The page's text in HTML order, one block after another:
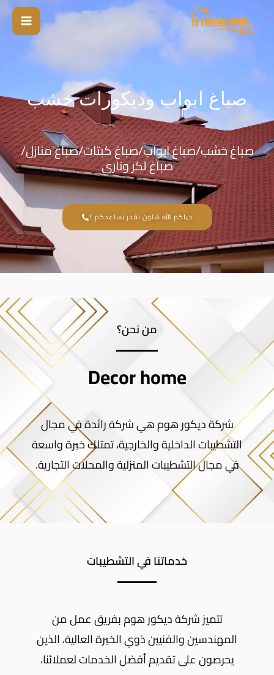
صباغ ابواب وديكورات خشب
صباغ خشب/صباغ ابواب/صباغ كبتات/صباغ منازل/
صباغ لكر ونارى
حياكم الله شلون نقدر نساعدكم ؟
من نحن؟
Decor home
شركة ديكور هوم هي شركة رائدة في مجال
التشطيبات الداخلية والخارجية، تمتلك خبرة واسعة
في مجال التشطيبات المنزلية والمحلات التجارية.
خدماتنا في التشطيبات
تتميز شركة ديكور هوم بفريق عمل من
المهندسين والفنيين ذوي الخبرة العالية، الذين
يحرصون على تقديم أفضل الخدمات لعملائنا،